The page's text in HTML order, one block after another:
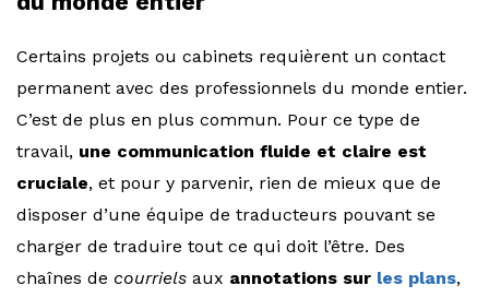
Certains projets ou cabinets requièrent un contact
permanent avec des professionnels du monde entier.
C’est de plus en plus commun. Pour ce type de
travail, une communication fluide et claire est
cruciale, et pour y parvenir, rien de mieux que de
disposer d’une équipe de traducteurs pouvant se
charger de traduire tout ce qui doit l’être. Des
chaînes de courriels aux annotations sur les plans,